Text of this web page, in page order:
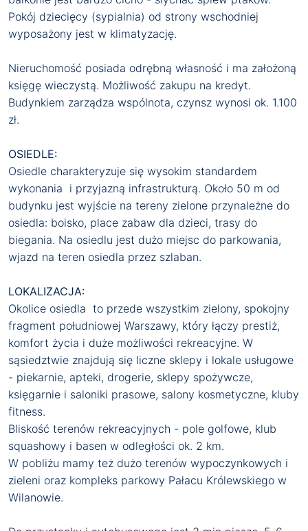
Pokój dziecięcy (sypialnia) od strony wschodniej
wyposażony jest w klimatyzację.
Nieruchomość posiada odrębną własność i ma założoną
księgę wieczystą. Możliwość zakupu na kredyt.
Budynkiem zarządza wspólnota, czynsz wynosi ok. 1.100
zł.
OSIEDLE:
Osiedle charakteryzuje się wysokim standardem
wykonania i przyjazną infrastrukturą. Około 50 m od
budynku jest wyjście na tereny zielone przynależne do
osiedla: boisko, place zabaw dla dzieci, trasy do
biegania. Na osiedlu jest dużo miejsc do parkowania,
wjazd na teren osiedla przez szlaban.
LOKALIZACJA:
Okolice osiedla to przede wszystkim zielony, spokojny
fragment południowej Warszawy, który łączy prestiż,
komfort życia i duże możliwości rekreacyjne. W
sąsiedztwie znajdują się liczne sklepy i lokale usługowe
- piekarnie, apteki, drogerie, sklepy spożywcze,
księgarnie i saloniki prasowe, salony kosmetyczne, kluby
fitness.
Bliskość terenów rekreacyjnych - pole golfowe, klub
squashowy i basen w odległości ok. 2 km.
W pobliżu mamy też dużo terenów wypoczynkowych i
zieleni oraz kompleks parkowy Pałacu Królewskiego w
Wilanowie.